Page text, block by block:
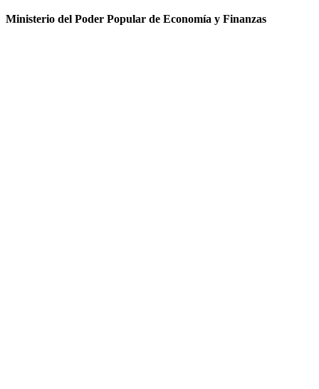
Ministerio del Poder Popular de Economía y Finanzas